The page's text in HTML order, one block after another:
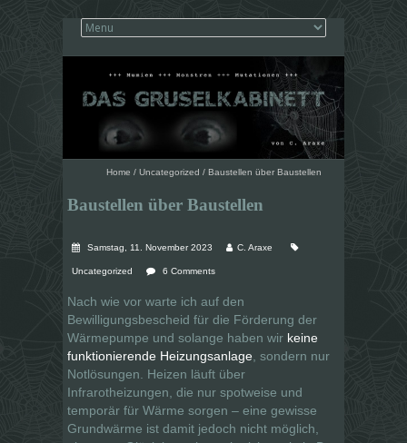
Home / Uncategorized / Baustellen über Baustellen
Baustellen über Baustellen
Samstag, 11. November 2023 C. Araxe
Uncategorized 6 Comments
Nach wie vor warte ich auf den
Bewilligungsbescheid für die Förderung der
Wärmepumpe und solange haben wir keine
funktionierende Heizungsanlage , sondern nur
Notlösungen. Heizen läuft über
Infrarotheizungen, die nur spotweise und
temporär für Wärme sorgen – eine gewisse
Grundwärme ist damit jedoch nicht möglich,